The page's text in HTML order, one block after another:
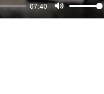
07:40
Mute